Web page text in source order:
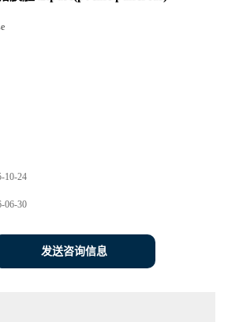
10-24
06-30
发送咨询信息